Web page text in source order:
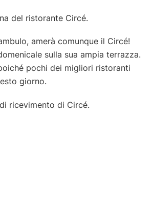
amerà comunque il Circé!
sulla sua ampia terrazza.
pochi dei migliori ristoranti
giorno.